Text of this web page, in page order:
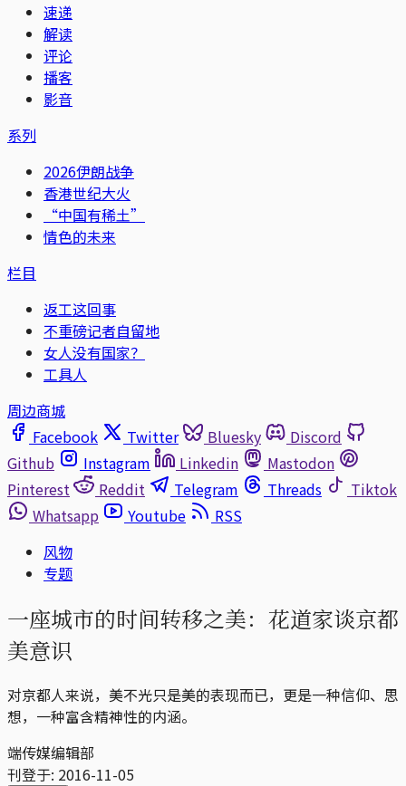
速递
解读
评论
播客
影音
系列
2026伊朗战争
香港世纪大火
“中国有稀土”
情色的未来
栏目
返工这回事
不重磅记者自留地
女人没有国家？
工具人
周边商城
Facebook
Twitter Bluesky
Discord
Github
Instagram Linkedin
Mastodon
Pinterest
Reddit Telegram Threads
Tiktok
Whatsapp
Youtube
RSS
风物
专题
一座城市的时间转移之美：花道家谈京都
美意识
对京都人来说，美不光只是美的表现而已，更是一种信仰、思
想，一种富含精神性的内涵。
端传媒编辑部
刊登于: 2016-11-05